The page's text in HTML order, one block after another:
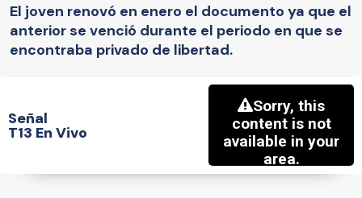
El joven renovó en enero el documento ya que el
anterior se venció durante el periodo en que se
encontraba privado de libertad.
Señal
T13 En Vivo